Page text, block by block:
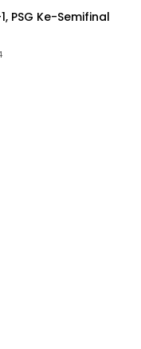
PSG Ke-Semifinal